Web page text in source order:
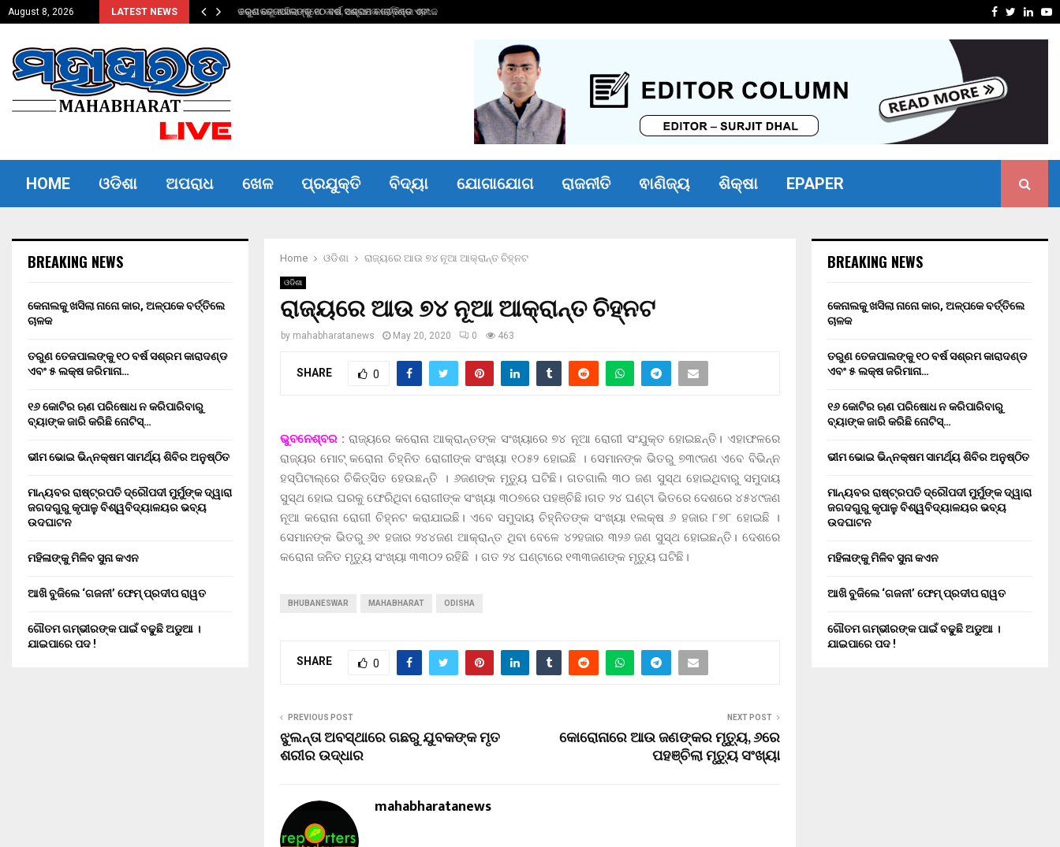
August 8, 2026 LATEST NEWS
ଚାଳକ ତରୁଣ ତେଜପାଲଙ୍କୁ ୧୦ ବର୍ଷ ସଶ୍ରମ କାରାଦଣ୍ଡ ଏବଂ… ଭୀମ
Facebook
Twitter
HOME ଓଡିଶା ଅପରାଧ ଖେଳ ପ୍ରଯୁକ୍ତି ବିଦ୍ୟା ଯୋଗାଯୋଗ ରାଜନୀତି ଵାଣିଜ୍ୟ ଶିକ୍ଷା EPAPER
Home ଓଡିଶା ରାଜ୍ୟରେ ଆଉ ୭୪ ନୂଆ ଆକ୍ରାନ୍ତ ଚିହ୍ନଟ
ଓଡିଶା
ରାଜ୍ୟରେ ଆଉ ୭୪ ନୂଆ ଆକ୍ରାନ୍ତ ଚିହ୍ନଟ
by mahabharatanews May 20, 2020 0 463
SHARE 0
ଭୁବନେଶ୍ବର : ରାଜ୍ୟରେ କରୋନା ଆକ୍ରାନ୍ତଙ୍କ ସଂଖ୍ୟାରେ ୭୪ ନୂଆ ରୋଗୀ ସଂଯୁକ୍ତ ହୋଇଛନ୍ତି। ଏହାଫଳରେ
ରାଜ୍ୟର ମୋଟ୍ କରୋନା ଚିହ୍ନିତ ରୋଗୀଙ୍କ ସଂଖ୍ୟା ୧୦୫୨ ହୋଇଛି । ସେମାନଙ୍କ ଭିତରୁ ୭୩୯ଜଣ ଏବେ ବିଭିନ୍ନ
ହସ୍ପିଟାଲ୍ରେ ଚିକିତ୍ସିତ ହେଉଛନ୍ତି । ୬ଜଣଙ୍କ ମୃତ୍ୟୁ ଘଟିଛି। ଗତଗାଲି ୩୦ ଜଣ ସୁସ୍ଥ ହୋଇଥିବାରୁ ସମୁଦାୟ
ସୁସ୍ଥ ହୋଇ ଘରକୁ ଫେରିଥିବା ରୋଗୀଙ୍କ ସଂଖ୍ୟା ୩୦୭ରେ ପହଞ୍ଚିଛି।ଗତ ୨୪ ଘଣ୍ଟା ଭିତରେ ଦେଶରେ ୪୫୪୯ଜଣ
ନୂଆ କରୋନା ରୋଗୀ ଚିହ୍ନଟ କରାଯାଇଛି। ଏବେ ସମୁଦାୟ ଚିହ୍ନିତଙ୍କ ସଂଖ୍ୟା ୧ଲକ୍ଷ ୬ ହଜାର ୮୭୮ ହୋଇଛି ।
ସେମାନଙ୍କ ଭିତରୁ ୬୧ ହଜାର ୨୪୪ଜଣ ଆକ୍ରାନ୍ତ ଥିବା ବେଳେ ୪୨ହଜାର ୩୨୬ ଜଣ ସୁସ୍ଥ ହୋଇଛନ୍ତି। ଦେଶରେ
କରୋନା ଜନିତ ମୃତ୍ୟୁ ସଂଖ୍ୟା ୩୩୦୨ ରହିଛି । ଗତ ୨୪ ଘଣ୍ଟାରେ ୧୩୩ଜଣଙ୍କ ମୃତ୍ୟୁ ଘଟିଛି।
BHUBANESWAR MAHABHARAT ODISHA
SHARE 0
PREVIOUS POST
ଝୁଲନ୍ତା ଅବସ୍ଥାରେ ଗଛରୁ ଯୁବକଙ୍କ ମୃତ
ଶରୀର ଉଦ୍ଧାର
NEXT POST
କୋରୋନାରେ ଆଉ ଜଣଙ୍କର ମୃତ୍ୟୁ, ୬ରେ
ପହଞ୍ଚିଲା ମୃତ୍ୟୁ ସଂଖ୍ୟା
mahabharatanews
BREAKING NEWS
କେନାଲକୁ ଖସିଲା ନାନୋ କାର, ଅଳ୍ପକେ ବର୍ତ୍ତିଲେ
ଚାଳକ
ତରୁଣ ତେଜପାଲଙ୍କୁ ୧୦ ବର୍ଷ ସଶ୍ରମ କାରାଦଣ୍ଡ
ଏବଂ ₹୫ ଲକ୍ଷ ଜରିମାନା…
୧୬ କୋଟିର ଋଣ ପରିଷୋଧ ନ କରିପାରିବାରୁ
ବ୍ୟାଙ୍କ ଜାରି କରିଛି ନୋଟିସ୍…
ଭୀମ ଭୋଇ ଭିନ୍ନକ୍ଷମ ସାମର୍ଥ୍ୟ ଶିବିର ଅନୁଷ୍ଠିତ
ମାନ୍ୟବର ରାଷ୍ଟ୍ରପତି ଦ୍ରୌପଦୀ ମୁର୍ମୁଙ୍କ ଦ୍ୱାରା
ଜଗଦଗୁରୁ କୃପାଳୁ ବିଶ୍ୱବିଦ୍ୟାଳୟର ଭବ୍ୟ
ଉଦଘାଟନ
ମହିଳାଙ୍କୁ ମିଳିବ ସୁନା କଏନ
ଆଖି ବୁଜିଲେ ‘ଗଜନୀ’ ଫେମ୍ ପ୍ରଦୀପ ରାୱତ
ଗୌତମ ଗମ୍ଭୀରଙ୍କ ପାଇଁ ବଢୁଛି ଅଡୁଆ ।
ଯାଇପାରେ ପଦ !
BREAKING NEWS
କେନାଲକୁ ଖସିଲା ନାନୋ କାର, ଅଳ୍ପକେ ବର୍ତ୍ତିଲେ
ଚାଳକ
ତରୁଣ ତେଜପାଲଙ୍କୁ ୧୦ ବର୍ଷ ସଶ୍ରମ କାରାଦଣ୍ଡ
ଏବଂ ₹୫ ଲକ୍ଷ ଜରିମାନା…
୧୬ କୋଟିର ଋଣ ପରିଷୋଧ ନ କରିପାରିବାରୁ
ବ୍ୟାଙ୍କ ଜାରି କରିଛି ନୋଟିସ୍…
ଭୀମ ଭୋଇ ଭିନ୍ନକ୍ଷମ ସାମର୍ଥ୍ୟ ଶିବିର ଅନୁଷ୍ଠିତ
ମାନ୍ୟବର ରାଷ୍ଟ୍ରପତି ଦ୍ରୌପଦୀ ମୁର୍ମୁଙ୍କ ଦ୍ୱାରା
ଜଗଦଗୁରୁ କୃପାଳୁ ବିଶ୍ୱବିଦ୍ୟାଳୟର ଭବ୍ୟ
ଉଦଘାଟନ
ମହିଳାଙ୍କୁ ମିଳିବ ସୁନା କଏନ
ଆଖି ବୁଜିଲେ ‘ଗଜନୀ’ ଫେମ୍ ପ୍ରଦୀପ ରାୱତ
ଗୌତମ ଗମ୍ଭୀରଙ୍କ ପାଇଁ ବଢୁଛି ଅଡୁଆ ।
ଯାଇପାରେ ପଦ !